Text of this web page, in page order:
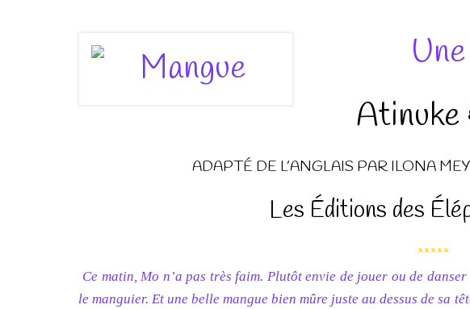
Atinuke
ADAPTÉ DE L’ANGLAIS PAR ILONA
Les Éditions des
*****
Ce matin, Mo n’a pas très faim. Plutôt envie de jouer ou de
le manguier. Et une belle mangue bien mûre juste au dessus de sa